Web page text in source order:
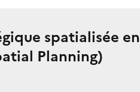
spatialisée en
Planning)